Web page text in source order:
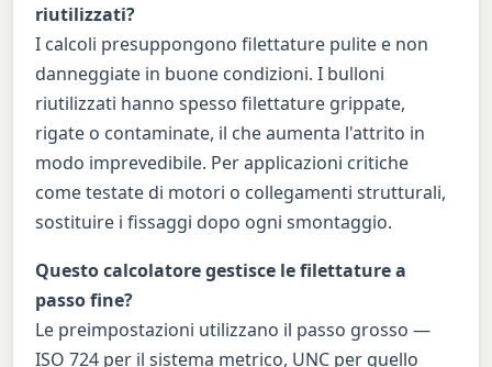
riutilizzati?
I calcoli presuppongono filettature pulite e non
danneggiate in buone condizioni. I bulloni
riutilizzati hanno spesso filettature grippate,
rigate o contaminate, il che aumenta l'attrito in
modo imprevedibile. Per applicazioni critiche
come testate di motori o collegamenti strutturali,
sostituire i fissaggi dopo ogni smontaggio.
Questo calcolatore gestisce le filettature a
passo fine?
Le preimpostazioni utilizzano il passo grosso —
ISO 724 per il sistema metrico, UNC per quello